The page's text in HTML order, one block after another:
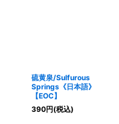
硫黄泉/Sulfurous
Springs《日本語》
【EOC】
390円(税込)